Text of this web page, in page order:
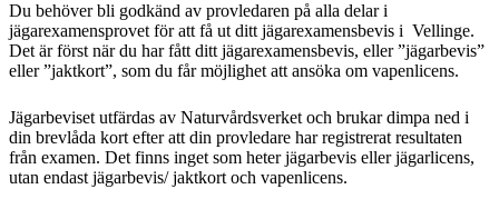
Du behöver bli godkänd av provledaren på alla delar i
jägarexamensprovet för att få ut ditt jägarexamensbevis i Vellinge.
Det är först när du har fått ditt jägarexamensbevis, eller ”jägarbevis”
eller ”jaktkort”, som du får möjlighet att ansöka om vapenlicens.
Jägarbeviset utfärdas av Naturvårdsverket och brukar dimpa ned i
din brevlåda kort efter att din provledare har registrerat resultaten
från examen. Det finns inget som heter jägarbevis eller jägarlicens,
utan endast jägarbevis/ jaktkort och vapenlicens.